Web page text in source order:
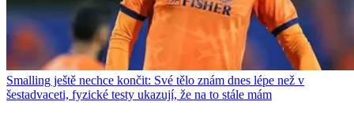
Smalling ještě nechce končit: Své tělo znám dnes lépe než v
šestadvaceti, fyzické testy ukazují, že na to stále mám